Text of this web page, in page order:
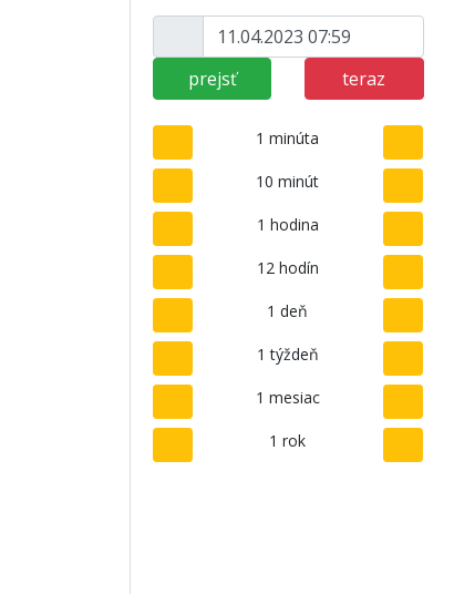
prejsť teraz
1 minúta
10 minút
1 hodina
12 hodín
1 deň
1 týždeň
1 mesiac
1 rok